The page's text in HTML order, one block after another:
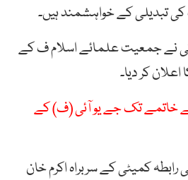
کی تبدیلی کے خواہشمند ہیں۔
نے جمعیت علمائے اسلام ف کے
کر دیا۔
خاتمے تک جے یو آئی (ف) کے
کمیٹی کے سربراہ اکرم خان